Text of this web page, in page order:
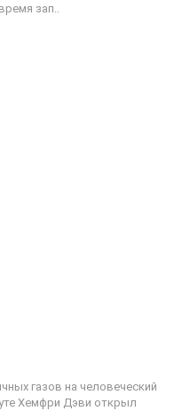
зап..
газов на человеческий
Хемфри Дэви открыл